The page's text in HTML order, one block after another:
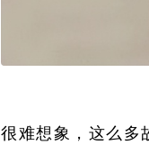
很难想象，这么多